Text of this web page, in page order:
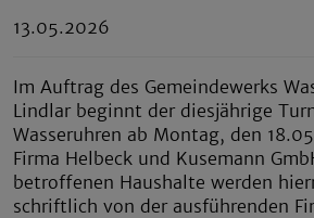
13.05.2026
Im Auftrag des Gemeindewerks
Lindlar beginnt der diesjährige
Wasseruhren ab Montag, den
Firma Helbeck und Kusemann
betroffenen Haushalte werden
schriftlich von der ausführenden